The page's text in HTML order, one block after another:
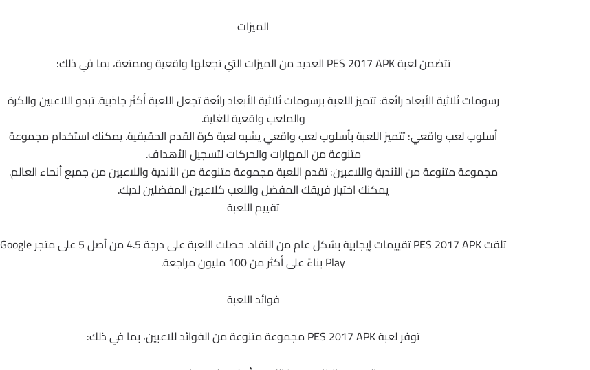
الميزات
تتضمن لعبة PES 2017 APK العديد من الميزات التي تجعلها واقعية وممتعة، بما في ذلك:
رسومات ثلاثية الأبعاد رائعة: تتميز اللعبة برسومات ثلاثية الأبعاد رائعة تجعل اللعبة أكثر جاذبية. تبدو اللاعبين والكرة
والملعب واقعية للغاية.
أسلوب لعب واقعي: تتميز اللعبة بأسلوب لعب واقعي يشبه لعبة كرة القدم الحقيقية. يمكنك استخدام مجموعة
متنوعة من المهارات والحركات لتسجيل الأهداف.
مجموعة متنوعة من الأندية واللاعبين: تقدم اللعبة مجموعة متنوعة من الأندية واللاعبين من جميع أنحاء العالم.
يمكنك اختيار فريقك المفضل واللعب كلاعبين المفضلين لديك.
تقييم اللعبة
تلقت PES 2017 APK تقييمات إيجابية بشكل عام من النقاد. حصلت اللعبة على درجة 4.5 من أصل 5 على متجر Google
Play بناءً على أكثر من 100 مليون مراجعة.
فوائد اللعبة
توفر لعبة PES 2017 APK مجموعة متنوعة من الفوائد للاعبين، بما في ذلك: